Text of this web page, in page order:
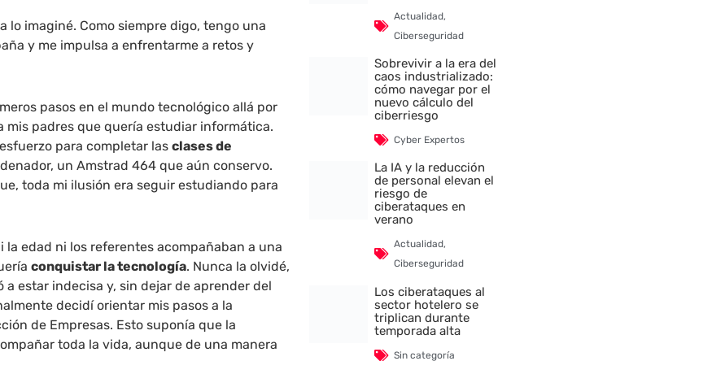
lo imaginé. Como siempre digo, tengo una
y me impulsa a enfrentarme a retos y
pasos en el mundo tecnológico allá por
mis padres que quería estudiar informática.
para completar lasclases de
un Amstrad 464 que aún conservo.
toda mi ilusión era seguir estudiando para
la edad ni los referentes acompañaban a una
conquistar la tecnología. Nunca la olvidé,
a estar indecisa y, sin dejar de aprender del
decidí orientar mis pasos a la
de Empresas. Esto suponía que la
toda la vida, aunque de una manera
Actualidad,
Ciberseguridad
Sobrevivir a la era del
caos industrializado:
cómo navegar por el
nuevo cálculo del
ciberriesgo
Cyber Expertos
La IA y la reducción
de personal elevan el
riesgo de
ciberataques en
verano
Actualidad,
Ciberseguridad
Los ciberataques al
sector hotelero se
triplican durante
temporada alta
Sin categoría